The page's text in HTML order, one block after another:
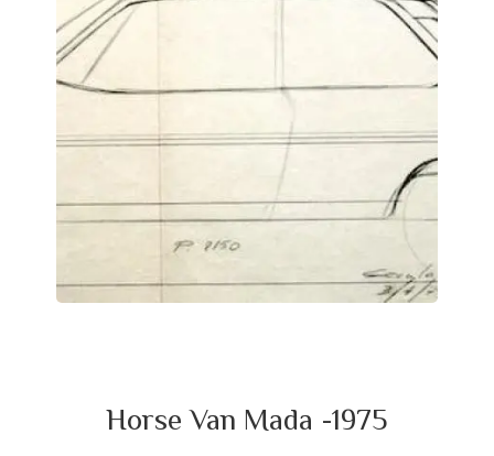
Horse Van Mada -1975